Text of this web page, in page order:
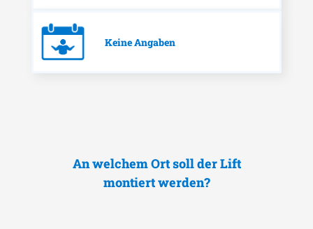
Keine Angaben
An welchem Ort soll der Lift
montiert werden?